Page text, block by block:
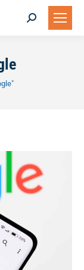
Search: